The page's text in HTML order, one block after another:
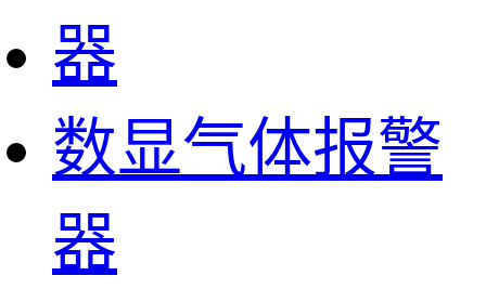
数显气体报警
器